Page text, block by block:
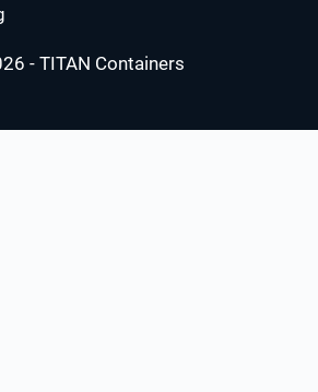
- TITAN Containers